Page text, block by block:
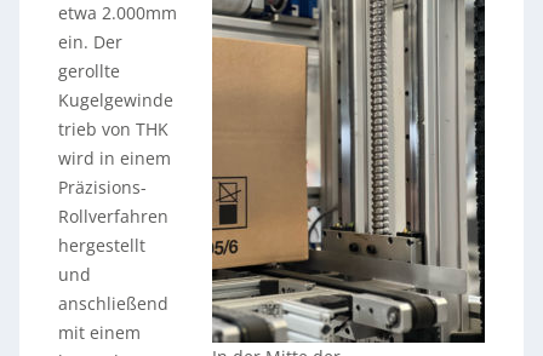
etwa 2.000mm
ein. Der
gerollte
Kugelgewinde
trieb von THK
wird in einem
Präzisions-
Rollverfahren
hergestellt
und
anschließend
mit einem